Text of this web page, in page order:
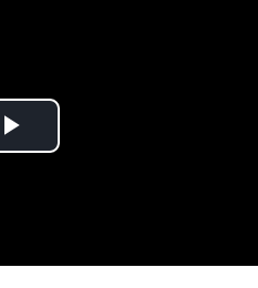
Play Video